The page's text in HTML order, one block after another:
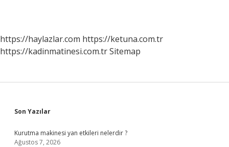
https://haylazlar.com https://ketuna.com.tr
https://kadinmatinesi.com.trSitemap
Sidebar
Son Yazılar
Kurutma makinesi yan etkileri nelerdir ?
Ağustos 7, 2026